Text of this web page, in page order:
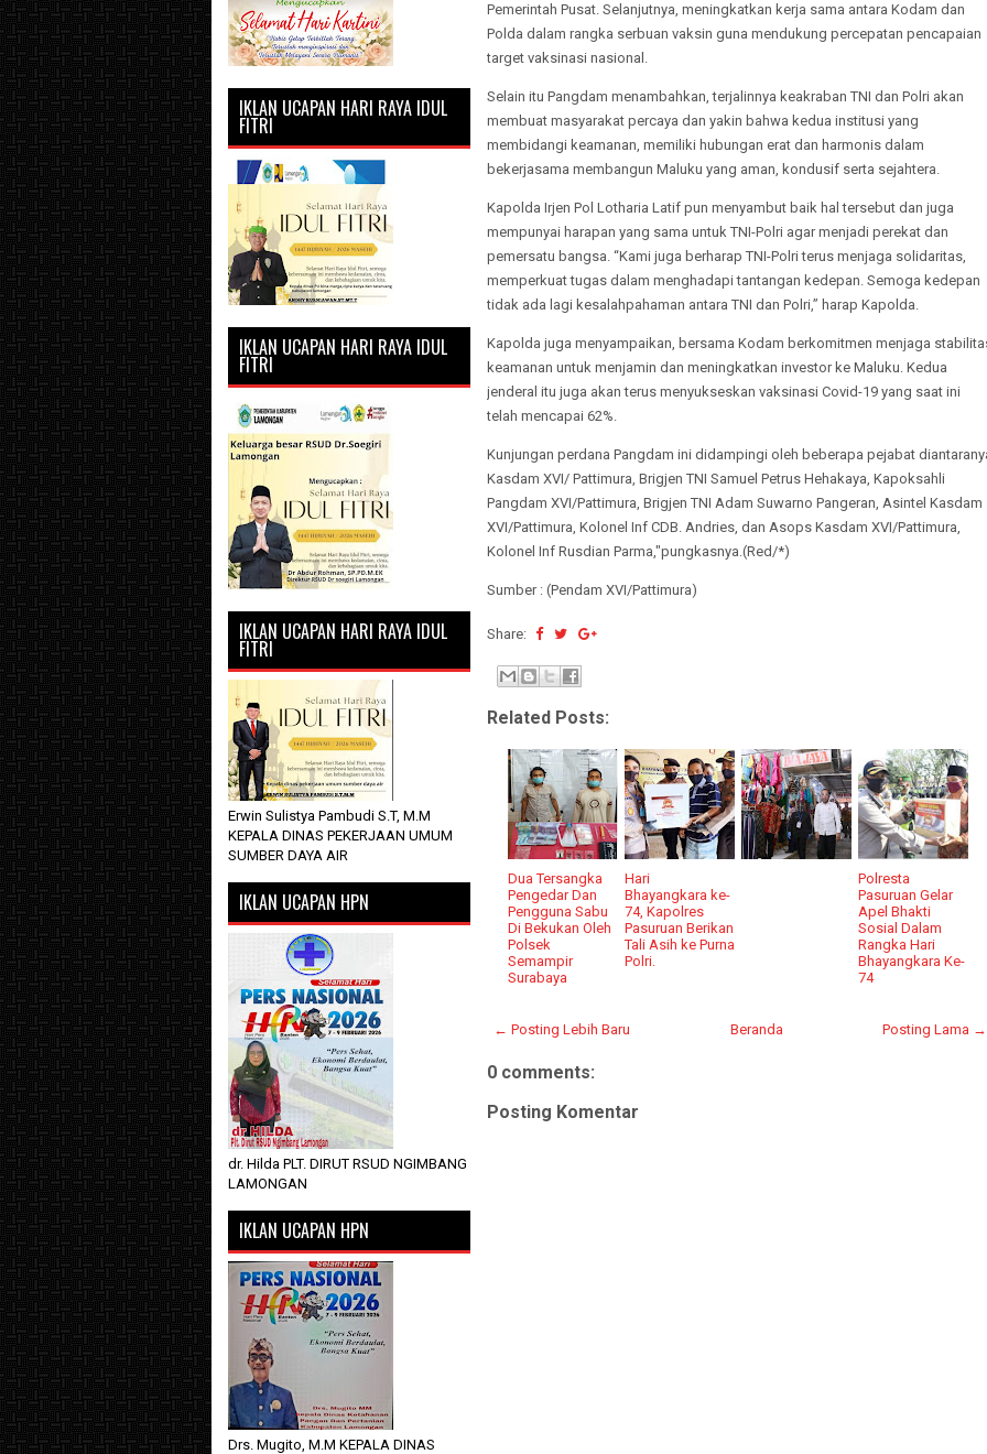
Pemerintah Pusat. Selanjutnya, meningkatkan kerja sama antara Kodam dan
Polda dalam rangka serbuan vaksin guna mendukung percepatan pencapaian
target vaksinasi nasional.
Selain itu Pangdam menambahkan, terjalinnya keakraban TNI dan Polri akan
membuat masyarakat percaya dan yakin bahwa kedua institusi yang
membidangi keamanan, memiliki hubungan erat dan harmonis dalam
bekerjasama membangun Maluku yang aman, kondusif serta sejahtera.
Kapolda Irjen Pol Lotharia Latif pun menyambut baik hal tersebut dan juga
mempunyai harapan yang sama untuk TNI-Polri agar menjadi perekat dan
pemersatu bangsa. “Kami juga berharap TNI-Polri terus menjaga solidaritas,
memperkuat tugas dalam menghadapi tantangan kedepan. Semoga kedepan
tidak ada lagi kesalahpahaman antara TNI dan Polri,” harap Kapolda.
Kapolda juga menyampaikan, bersama Kodam berkomitmen menjaga
keamanan untuk menjamin dan meningkatkan investor ke Maluku. Kedua
jenderal itu juga akan terus menyukseskan vaksinasi Covid-19 yang saat ini
telah mencapai 62%.
Kunjungan perdana Pangdam ini didampingi oleh beberapa pejabat
Kasdam XVI/ Pattimura, Brigjen TNI Samuel Petrus Hehakaya, Kapoksahli
Pangdam XVI/Pattimura, Brigjen TNI Adam Suwarno Pangeran, Asintel Kasdam
XVI/Pattimura, Kolonel Inf CDB. Andries, dan Asops Kasdam XVI/Pattimura,
Kolonel Inf Rusdian Parma,"pungkasnya.(Red/*)
Sumber : (Pendam XVI/Pattimura)
Share:
Related Posts:
Dua Tersangka
Pengedar Dan
Pengguna Sabu
Di Bekukan Oleh
Polsek
Semampir
Surabaya
Hari
Bhayangkara ke-
74, Kapolres
Pasuruan Berikan
Tali Asih ke Purna
Polri.
Polresta
Pasuruan Gelar
Apel Bhakti
Sosial Dalam
Rangka Hari
Bhayangkara Ke-
74
← Posting Lebih Baru Posting Lama →
Beranda
0 comments:
Posting Komentar
IKLAN UCAPAN HARI RAYA IDUL
FITRI
IKLAN UCAPAN HARI RAYA IDUL
FITRI
IKLAN UCAPAN HARI RAYA IDUL
FITRI
Erwin Sulistya Pambudi S.T, M.M
KEPALA DINAS PEKERJAAN UMUM
SUMBER DAYA AIR
IKLAN UCAPAN HPN
dr. Hilda PLT. DIRUT RSUD NGIMBANG
LAMONGAN
IKLAN UCAPAN HPN
Drs. Mugito, M.M KEPALA DINAS